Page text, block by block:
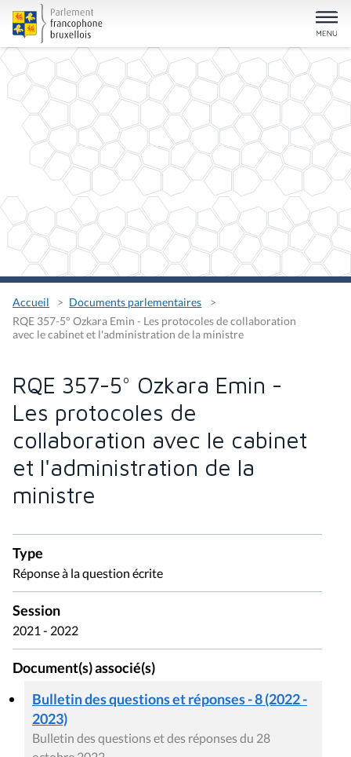
Accueil
Documents parlementaires
RQE 357-5° Ozkara Emin - Les protocoles de collaboration
avec le cabinet et l'administration de la ministre
RQE 357-5° Ozkara Emin -
Les protocoles de
collaboration avec le cabinet
et l'administration de la
ministre
Type
Réponse à la question écrite
Session
2021 - 2022
Document(s) associé(s)
Bulletin des questions et réponses - 8 (2022 -
2023)
Bulletin des questions et des réponses du 28